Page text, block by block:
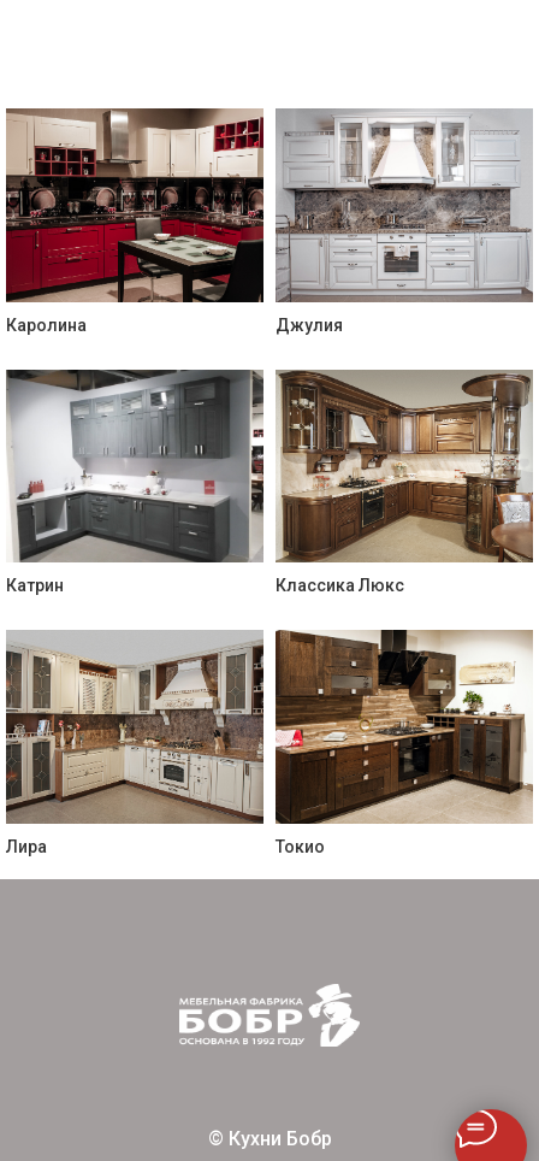
Каролина Джулия
Катрин Классика Люкс
Лира Токио
© Кухни Бобр